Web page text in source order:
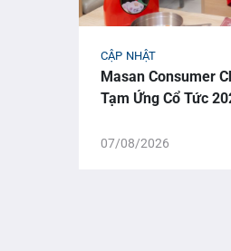
CẬP NHẬT
Masan Consumer
Tạm Ứng Cổ Tức
07/08/2026